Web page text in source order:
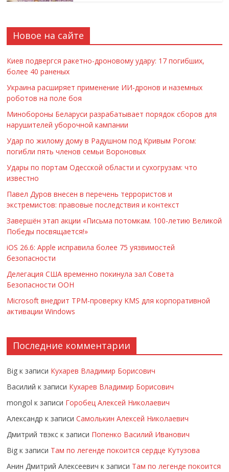
Новое на сайте
Киев подвергся ракетно-дроновому удару: 17 погибших,
более 40 раненых
Украина расширяет применение ИИ-дронов и наземных
роботов на поле боя
Минобороны Беларуси разрабатывает порядок сборов для
нарушителей уборочной кампании
Удар по жилому дому в Радушном под Кривым Рогом:
погибли пять членов семьи Вороновых
Удары по портам Одесской области и сухогрузам: что
известно
Павел Дуров внесен в перечень террористов и
экстремистов: правовые последствия и контекст
Завершён этап акции «Письма потомкам. 100-летию Великой
Победы посвящается!»
iOS 26.6: Apple исправила более 75 уязвимостей
безопасности
Делегация США временно покинула зал Совета
Безопасности ООН
Microsoft внедрит TPM-проверку KMS для корпоративной
активации Windows
Последние комментарии
Big к записи Кухарев Владимир Борисович
Василий к записи Кухарев Владимир Борисович
mongol к записи Горобец Алексей Николаевич
Александр к записиСамолькин Алексей Николаевич
Дмитрий твэкс к записи Попенко Василий Иванович
Big к записи Там по легенде покоится сердце Кутузова
Анин Дмитрий Алексеевич к записи Там по легенде покоится